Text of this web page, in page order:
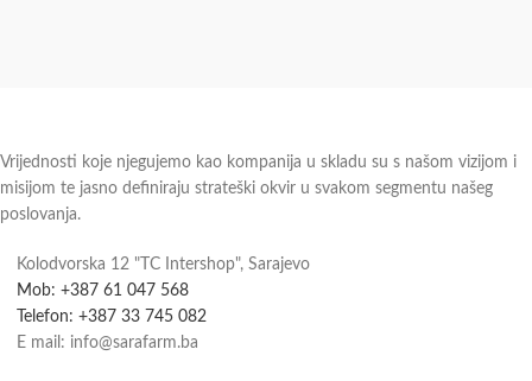
Vrijednosti koje njegujemo kao kompanija u skladu su s našom vizijom i
misijom te jasno definiraju strateški okvir u svakom segmentu našeg
poslovanja.
Kolodvorska 12 "TC Intershop", Sarajevo
Mob: +387 61 047 568
Telefon: +387 33 745 082
E mail: info@sarafarm.ba